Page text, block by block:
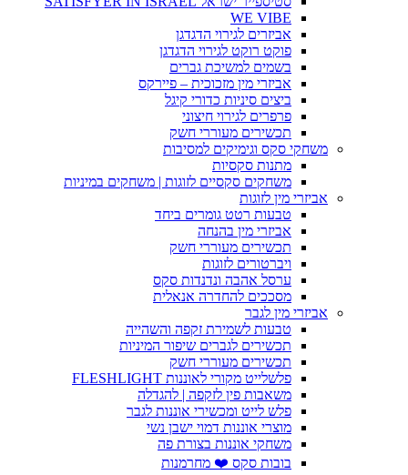
WE VIBE
אביזרים לגירוי הדגדגן
פוקט רוקט לגירוי הדגדגן
בשמים למשיכת גברים
אביזרי מין מזכוכית – פיירקס
ביצים סיניות כדורי קיגל
פרפרים לגירוי חיצוני
תכשירים מעוררי חשק
משחקי סקס וגימיקים למסיבות
מתנות סקסיות
משחקים סקסיים לזוגות | משחקים במיניות
אביזרי מין לזוגות
טבעות רטט גומרים ביחד
אביזרי מין בהנחה
תכשירים מעוררי חשק
ויברטורים לזוגות
ערסל אהבה ונדנדות סקס
מסככים להחדרה אנאלית
אביזרי מין לגבר
טבעות לשמירת זקפה והשהייה
תכשירים לגברים שיפור המיניות
תכשירים מעוררי חשק
פלשלייט מקורי לאוננות FLESHLIGHT
משאבות פין לזקפה | להגדלה
פלש לייט ומכשירי אוננות לגבר
מוצרי אוננות דמוי ישבן נשי
משחקי אוננות בצורת פה
בובות סקס ❤️ מחרמנות